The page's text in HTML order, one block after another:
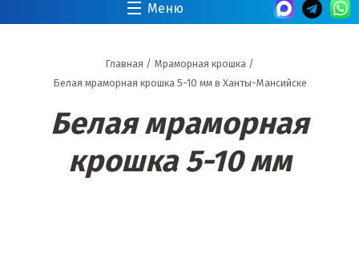
Меню
Главная / Мраморная крошка /
Белая мраморная крошка 5-10 мм в Ханты-Мансийске
Белая мраморная
крошка 5-10 мм